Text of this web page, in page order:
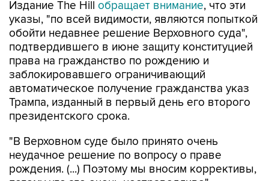
обойти недавнее решение Верховного суда",
подтвердившего в июне защиту конституцией
права на гражданство по рождению и
заблокировавшего ограничивающий
автоматическое получение гражданства указ
Трампа, изданный в первый день его второго
президентского срока.
"В Верховном суде было принято очень
рождения. (...) Поэтому мы вносим коррективы,
потому что это очень несправедливо", -
пояснил президент.